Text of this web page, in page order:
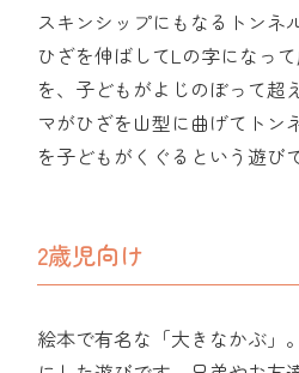
スキンシップにもなるトンネ
ひざを伸ばしてLの字になっ
を、子どもがよじのぼって超
マがひざを山型に曲げてトン
を子どもがくぐるという遊び
2歳児向け
絵本で有名な「大きなかぶ」